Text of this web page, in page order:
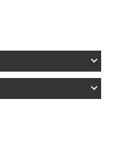
、酸化チタン、ホウ
イ酸（Ｃａ／Ｎ